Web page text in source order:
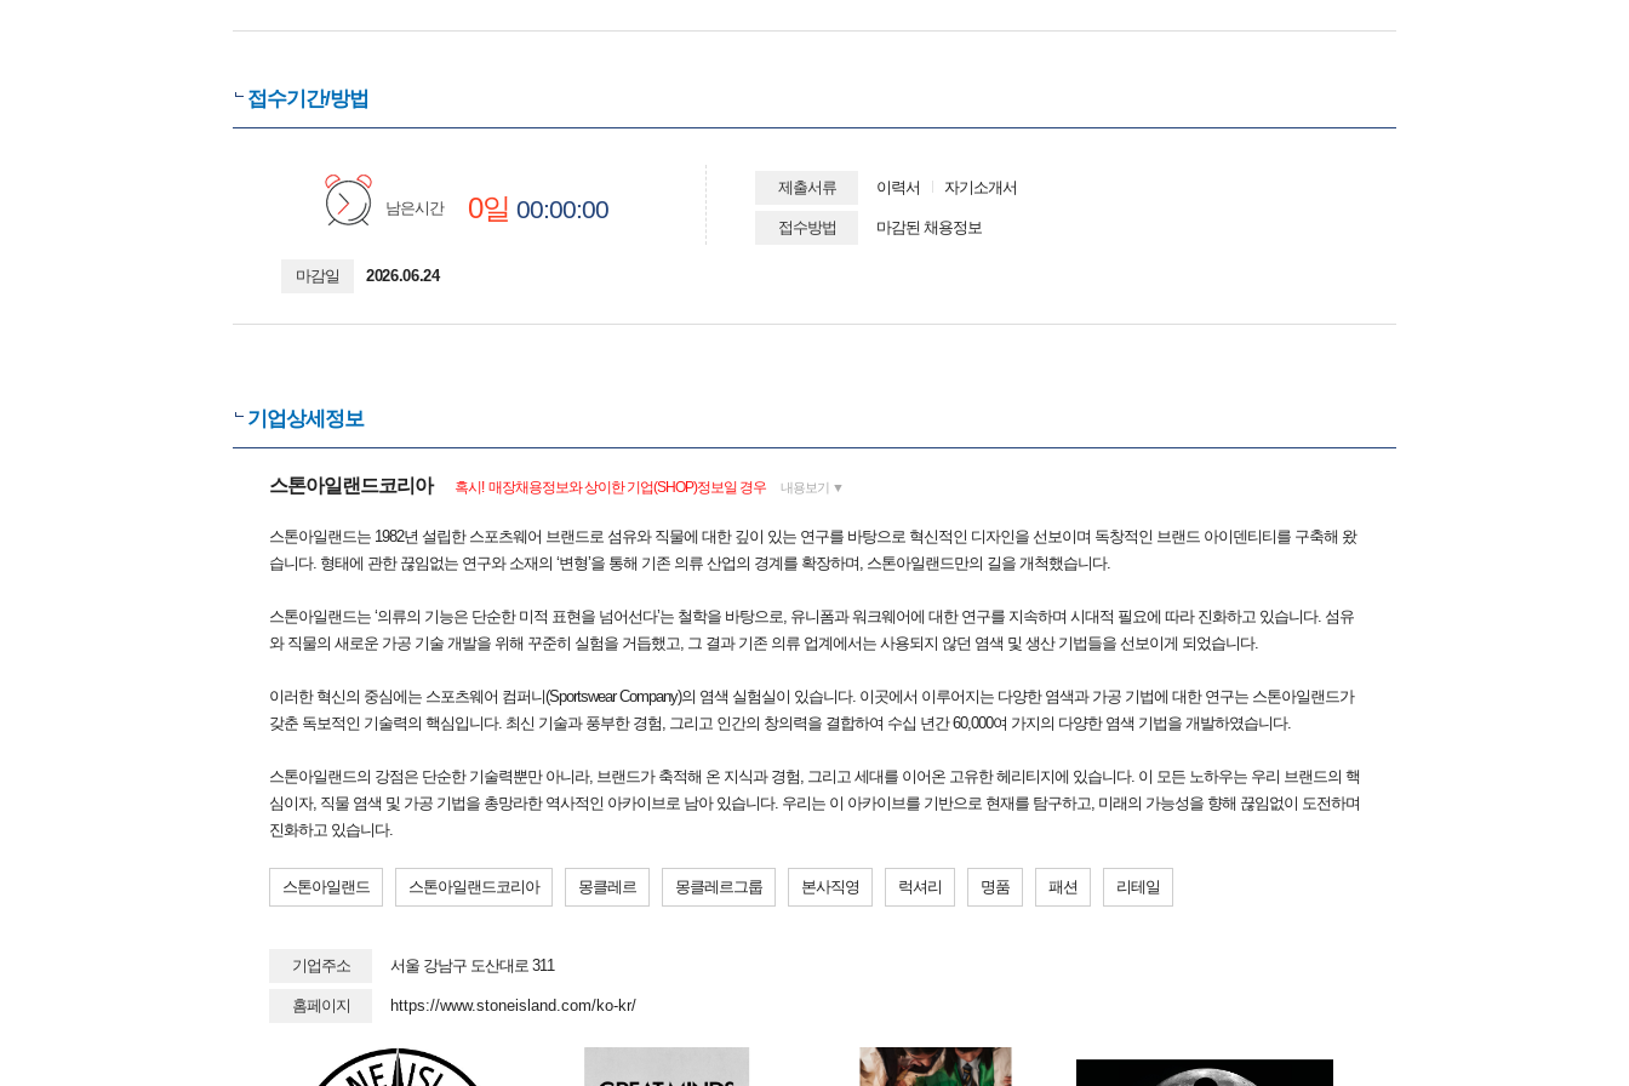
접수기간/방법
남은시간 0일 00:00:00
마감일 2026.06.24
제출서류 이력서 자기소개서
접수방법 마감된 채용정보
기업상세정보
스톤아일랜드코리아 혹시! 매장채용정보와 상이한 기업(SHOP)정보일 경우 내용보기 ▼
스톤아일랜드는 1982년 설립한 스포츠웨어 브랜드로 섬유와 직물에 대한 깊이 있는 연구를 바탕으로 혁신적인 디자인을 선보이며 독창적인 브랜드 아이덴티티를 구축해 왔
습니다. 형태에 관한 끊임없는 연구와 소재의 ‘변형’을 통해 기존 의류 산업의 경계를 확장하며, 스톤아일랜드만의 길을 개척했습니다.
스톤아일랜드는 ‘의류의 기능은 단순한 미적 표현을 넘어선다’는 철학을 바탕으로, 유니폼과 워크웨어에 대한 연구를 지속하며 시대적 필요에 따라 진화하고 있습니다. 섬유
와 직물의 새로운 가공 기술 개발을 위해 꾸준히 실험을 거듭했고, 그 결과 기존 의류 업계에서는 사용되지 않던 염색 및 생산 기법들을 선보이게 되었습니다.
이러한 혁신의 중심에는 스포츠웨어 컴퍼니(Sportswear Company)의 염색 실험실이 있습니다. 이곳에서 이루어지는 다양한 염색과 가공 기법에 대한 연구는 스톤아일랜드가
갖춘 독보적인 기술력의 핵심입니다. 최신 기술과 풍부한 경험, 그리고 인간의 창의력을 결합하여 수십 년간 60,000여 가지의 다양한 염색 기법을 개발하였습니다.
스톤아일랜드의 강점은 단순한 기술력뿐만 아니라, 브랜드가 축적해 온 지식과 경험, 그리고 세대를 이어온 고유한 헤리티지에 있습니다. 이 모든 노하우는 우리 브랜드의 핵
심이자, 직물 염색 및 가공 기법을 총망라한 역사적인 아카이브로 남아 있습니다. 우리는 이 아카이브를 기반으로 현재를 탐구하고, 미래의 가능성을 향해 끊임없이 도전하며
진화하고 있습니다.
스톤아일랜드 스톤아일랜드코리아 몽클레르 몽클레르그룹 본사직영 럭셔리 명품 패션 리테일
기업주소 서울 강남구 도산대로 311
홈페이지 https://www.stoneisland.com/ko-kr/